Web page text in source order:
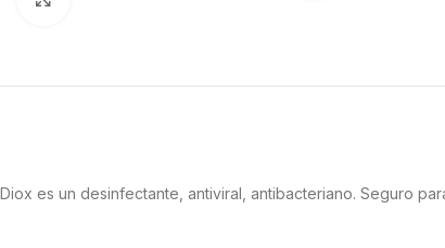
Diox es un desinfectante, antiviral, antibacteriano. Seguro